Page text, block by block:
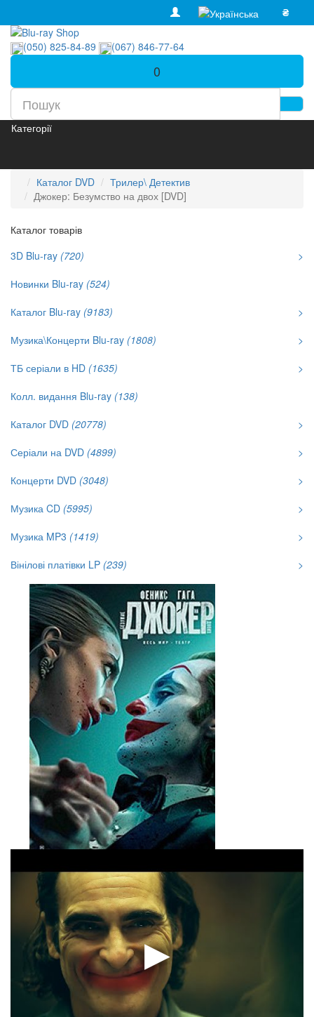
₴
(050) 825-84-89 (067) 846-77-64
0
Категорії
Каталог DVD
Трилер\ Детектив
Джокер: Безумство на двох [DVD]
Каталог товарів
3D Blu-ray (720)
>
Новинки Blu-ray (524)
Каталог Blu-ray (9183)
>
Музика\Концерти Blu-ray (1808)
>
ТБ серіали в HD (1635)
>
Колл. видання Blu-ray (138)
Каталог DVD (20778)
>
Серіали на DVD (4899)
>
Концерти DVD (3048)
>
Музика CD (5995)
>
Музика MP3 (1419)
>
Вінілові платівки LP (239) >